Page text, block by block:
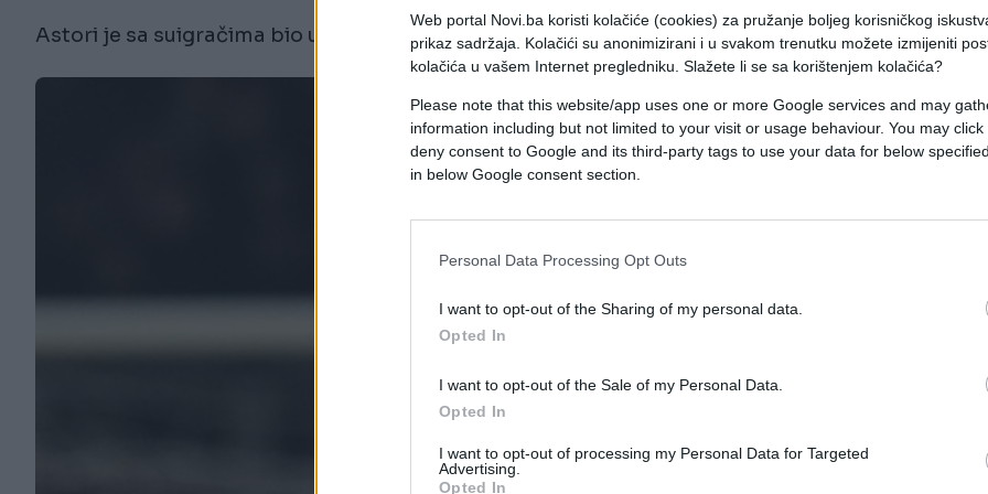
Web portal Novi.ba koristi kolačiće (cookies) za pružanje boljeg korisničkog
prikaz sadržaja. Kolačići su anonimizirani i u svakom trenutku možete izmijeniti
kolačića u vašem Internet pregledniku. Slažete li se sa korištenjem kolačića?
Please note that this website/app uses one or more Google services and may
information including but not limited to your visit or usage behaviour. You may
deny consent to Google and its third-party tags to use your data for below
in below Google consent section.
Personal Data Processing Opt Outs
I want to opt-out of the Sharing of my personal data.
Opted In
I want to opt-out of the Sale of my Personal Data.
Opted In
I want to opt-out of processing my Personal Data for Targeted
Advertising.
Opted In
Astori je sa suigračima bio u hotelu, gdje je čekao današnju utakmicu. Ujutro se nije probudio.